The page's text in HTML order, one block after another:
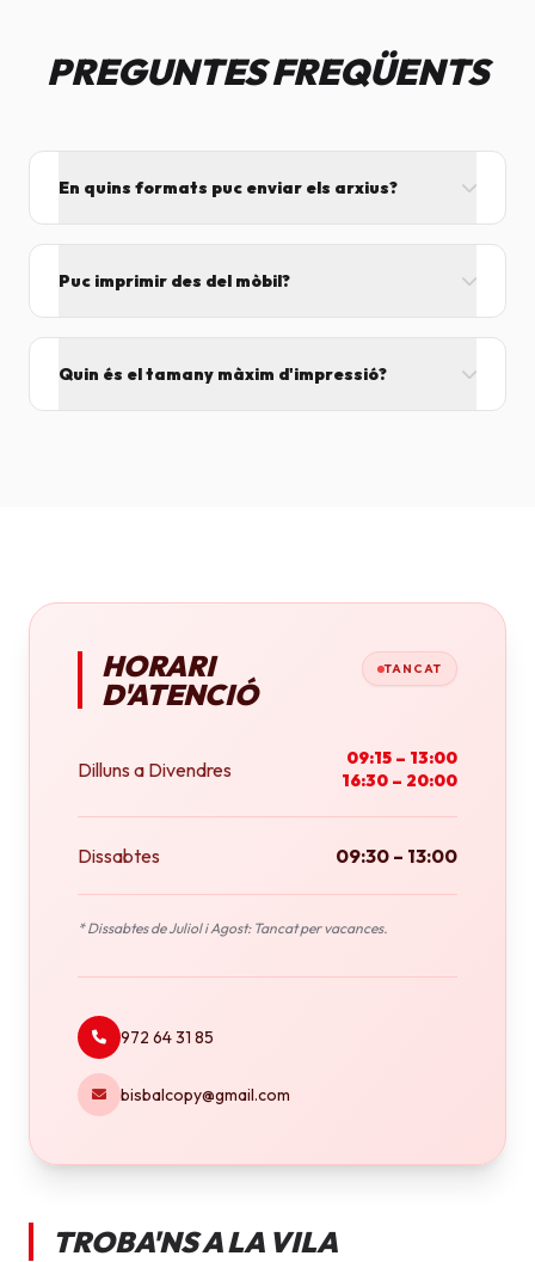
PREGUNTES FREQÜENTS
En quins formats puc enviar els arxius?
Word i Excel.
Puc imprimir des del mòbil?
Quin és el tamany màxim d'impressió?
HORARI
D'ATENCIÓ
TANCAT
Dilluns a Divendres
09:15 – 13:00
16:30 – 20:00
Dissabtes 09:30 – 13:00
* Dissabtes de Juliol i Agost: Tancat per vacances.
972 64 31 85
bisbalcopy@gmail.com
TROBA'NS A LA VILA